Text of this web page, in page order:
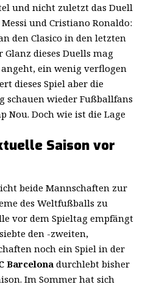
und nicht zuletzt das Duell
und Cristiano Ronaldo:
den Clasico in den letzten
dieses Duells mag
ein wenig verflogen
dieses Spiel aber die
schauen wieder Fußballfans
Nou. Doch wie ist die Lage
Saison vor
beide Mannschaften zur
des Weltfußballs zu
vor dem Spieltag empfängt
den -zweiten,
noch ein Spiel in der
Barcelona durchlebt bisher
Im Sommer hat sich